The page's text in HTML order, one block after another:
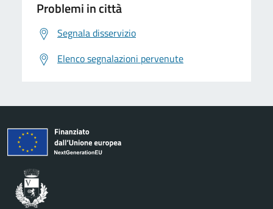
Problemi in città
Segnala disservizio
Elenco segnalazioni pervenute